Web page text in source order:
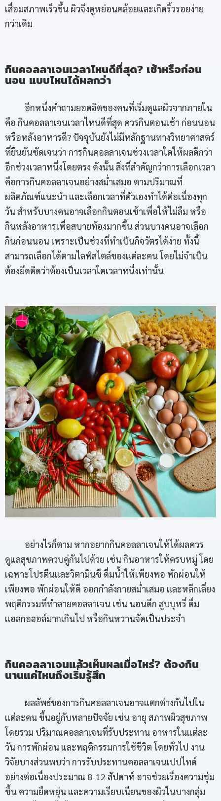
เสื่อมสภาพเร็วขึ้น ผิวจึงดูหย่อนคล้อยและเกิดริ้วรอยง่าย
กว่าเดิม
กินคอลลาเจนเวลาไหนดีที่สุด? เช้าหรือก่อน
นอน แบบไหนได้ผลกว่า
อีกหนึ่งคำถามยอดฮิตของคนที่เริ่มดูแลผิวจากภายใน
คือ กินคอลลาเจนเวลาไหนดีที่สุด ควรกินตอนเช้า ก่อนนอน
หรือหลังอาหารดี? ปัจจุบันยังไม่มีหลักฐานทางวิทยาศาสตร์
ที่ยืนยันชัดเจนว่า การกินคอลลาเจนช่วงเวลาใดให้ผลดีกว่า
อีกช่วงเวลาหนึ่งโดยตรง ดังนั้น สิ่งที่สำคัญกว่าการเลือกเวลา
คือการกินคอลลาเจนอย่างสม่ำเสมอ ตามปริมาณที่
ผลิตภัณฑ์แนะนำ และเลือกเวลาที่ตัวเองทำได้ต่อเนื่องทุก
วัน สำหรับบางคนอาจเลือกกินตอนเช้าเพื่อให้ไม่ลืม หรือ
กินหลังอาหารเพื่อสบายท้องมากขึ้น ส่วนบางคนอาจเลือก
กินก่อนนอน เพราะเป็นช่วงที่ทำเป็นกิจวัตรได้ง่าย ทั้งนี้
สามารถเลือกได้ตามไลฟ์สไตล์ของแต่ละคน โดยไม่จำเป็น
ต้องยึดติดว่าต้องเป็นเวลาใดเวลาหนึ่งเท่านั้น
อย่างไรก็ตาม หากอยากกินคอลลาเจนให้ได้ผลควร
ดูแลสุขภาพควบคู่กันไปด้วย เช่น กินอาหารให้ครบหมู่ โดย
เฉพาะโปรตีนและวิตามินซี ดื่มน้ำให้เพียงพอ พักผ่อนให้
เพียงพอ พักผ่อนให้ดี ออกกำลังกายสม่ำเสมอ และหลีกเลี่ยง
พฤติกรรมที่ทำลายคอลลาเจน เช่น นอนดึก สูบบุหรี่ ดื่ม
แอลกอฮอล์มากเกินไป หรือกินหวานจัดเป็นประจำ
กินคอลลาเจนแล้วเห็นผลเมื่อไหร่? ต้องกิน
นานแค่ไหนถึงเริ่มรู้สึก
ผลลัพธ์ของการกินคอลลาเจนอาจแตกต่างกันไปใน
แต่ละคน ขึ้นอยู่กับหลายปัจจัย เช่น อายุ สภาพผิวสุขภาพ
โดยรวม ปริมาณคอลลาเจนที่รับประทาน อาหารในแต่ละ
วัน การพักผ่อน และพฤติกรรมการใช้ชีวิต โดยทั่วไป งาน
วิจัยบางส่วนพบว่า การรับประทานคอลลาเจนเปปไทด์
อย่างต่อเนื่องประมาณ 8-12 สัปดาห์ อาจช่วยเรื่องความชุ่ม
ชื้น ความยืดหยุ่น และความเรียบเนียนของผิวในบางกลุ่ม